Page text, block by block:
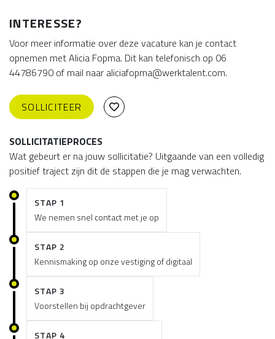
INTERESSE?
Voor meer informatie over deze vacature kan je contact
opnemen met Alicia Fopma. Dit kan telefonisch op 06
44786790 of mail naar aliciafopma@werktalent.com.
SOLLICITEER
SOLLICITATIEPROCES
Wat gebeurt er na jouw sollicitatie? Uitgaande van een volledig
positief traject zijn dit de stappen die je mag verwachten.
STAP 1
We nemen snel contact met je op
STAP 2
Kennismaking op onze vestiging of digitaal
STAP 3
Voorstellen bij opdrachtgever
STAP 4